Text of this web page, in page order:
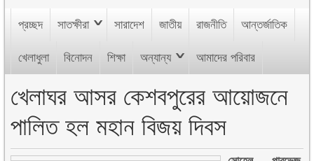
প্রচ্ছদ সাতক্ষীরা সারাদেশ জাতীয় রাজনীতি আন্তর্জাতিক
খেলাধুলা বিনোদন শিক্ষা অন্যান্য আমাদের পরিবার
খেলাঘর আসর কেশবপুরের আয়োজনে
পালিত হল মহান বিজয় দিবস